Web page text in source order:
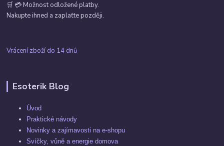
🛒 💳 Možnost odložené platby.
Nakupte ihned a zaplaťte později.
Vrácení zboží do 14 dnů
Esoterik Blog
Úvod
Praktické návody
Novinky a zajímavosti na e-shopu
Svíčky, vůně a energie domova